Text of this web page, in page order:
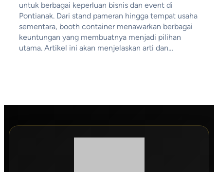
untuk berbagai keperluan bisnis dan event di
Pontianak. Dari stand pameran hingga tempat usaha
sementara, booth container menawarkan berbagai
keuntungan yang membuatnya menjadi pilihan
utama. Artikel ini akan menjelaskan arti dan…